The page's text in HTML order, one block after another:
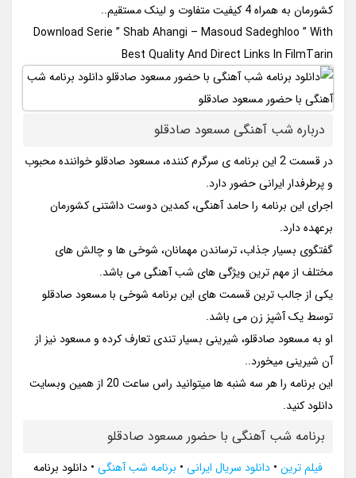
کشورمان به همراه 4 کیفیت متفاوت و لینک مستقیم..
Download Serie ” Shab Ahangi – Masoud Sadeghloo ” With
Best Quality And Direct Links In FilmTarin
درباره شب آهنگی مسعود صادقلو
در قسمت 2 این برنامه ی سرگرم کننده، مسعود صادقلو خواننده محبوب
و پرطرفدار ایرانی حضور دارد.
اجرای این برنامه را حامد آهنگی، کمدین دوست داشتنی کشورمان
برعهده دارد.
گفتگوی بسیار جذاب، ترساندن مهمانان، شوخی ها و چالش های
مختلف از مهم ترین ویژگی های شب آهنگی می باشد.
یکی از جالب ترین قسمت های این برنامه شوخی با مسعود صادقلو
توسط یک آشپز زن می باشد.
او به مسعود صادقلو، شیرینی بسیار تندی تعارف کرده و مسعود نیز از
آن شیرینی میخورد..
این برنامه را هر سه شنبه ها میتوانید راس ساعت 20 از همین وبسایت
دانلود کنید.
برنامه شب آهنگی با حضور مسعود صادقلو
فیلم ترین • دانلود سریال ایرانی • برنامه شب آهنگی • دانلود برنامه